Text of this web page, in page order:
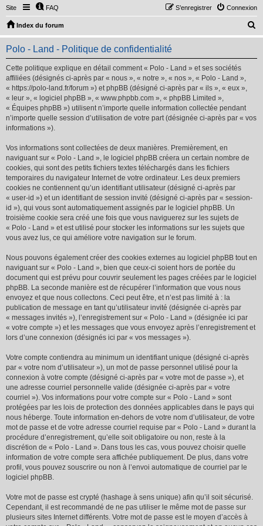
Site FAQ Connexion
S’enregistrer
Index du forum
e
Polo - Land - Politique de confidentialité
Cette politique explique en détail comment « Polo - Land » et ses sociétés
affiliées (désignés ci-après par « nous », « notre », « nos », « Polo - Land »,
« https://polo-land.fr/forum ») et phpBB (désigné ci-après par « ils », « eux »,
« leur », « logiciel phpBB », « www.phpbb.com », « phpBB Limited »,
« Équipes phpBB ») utilisent n’importe quelle information collectée pendant
n’importe quelle session d’utilisation de votre part (désignée ci-après par « vos
informations »).
Vos informations sont collectées de deux manières. Premièrement, en
naviguant sur « Polo - Land », le logiciel phpBB créera un certain nombre de
cookies, qui sont des petits fichiers textes téléchargés dans les fichiers
temporaires du navigateur Internet de votre ordinateur. Les deux premiers
cookies ne contiennent qu’un identifiant utilisateur (désigné ci-après par
« user-id ») et un identifiant de session invité (désigné ci-après par « session-
id »), qui vous sont automatiquement assignés par le logiciel phpBB. Un
troisième cookie sera créé une fois que vous naviguerez sur les sujets de
« Polo - Land » et est utilisé pour stocker les informations sur les sujets que
vous avez lus, ce qui améliore votre navigation sur le forum.
Nous pouvons également créer des cookies externes au logiciel phpBB tout en
naviguant sur « Polo - Land », bien que ceux-ci soient hors de portée du
document qui est prévu pour couvrir seulement les pages créées par le logiciel
phpBB. La seconde manière est de récupérer l’information que vous nous
envoyez et que nous collectons. Ceci peut être, et n’est pas limité à : la
publication de message en tant qu’utilisateur invité (désignée ci-après par
« messages invités »), l’enregistrement sur « Polo - Land » (désignée ici par
« votre compte ») et les messages que vous envoyez après l’enregistrement et
lors d’une connexion (désignés ici par « vos messages »).
Votre compte contiendra au minimum un identifiant unique (désigné ci-après
par « votre nom d’utilisateur »), un mot de passe personnel utilisé pour la
connexion à votre compte (désigné ci-après par « votre mot de passe »), et
une adresse courriel personnelle valide (désignée ci-après par « votre
courriel »). Vos informations pour votre compte sur « Polo - Land » sont
protégées par les lois de protection des données applicables dans le pays qui
nous héberge. Toute information en-dehors de votre nom d’utilisateur, de votre
mot de passe et de votre adresse courriel requise par « Polo - Land » durant la
procédure d’enregistrement, qu’elle soit obligatoire ou non, reste à la
discrétion de « Polo - Land ». Dans tous les cas, vous pouvez choisir quelle
information de votre compte sera affichée publiquement. De plus, dans votre
profil, vous pouvez souscrire ou non à l’envoi automatique de courriel par le
logiciel phpBB.
Votre mot de passe est crypté (hashage à sens unique) afin qu’il soit sécurisé.
Cependant, il est recommandé de ne pas utiliser le même mot de passe sur
plusieurs sites Internet différents. Votre mot de passe est le moyen d’accès à